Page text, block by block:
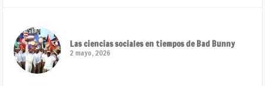
Las ciencias sociales en tiempos de Bad Bunny
2 mayo, 2026